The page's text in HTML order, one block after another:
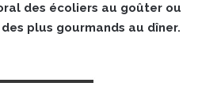
des écoliers au goûter ou
plus gourmands au dîner.